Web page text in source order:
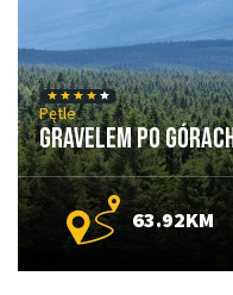
Pętle
Gravelem po
63.92KM